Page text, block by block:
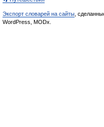
Экспорт словарей на сайты ,
WordPress, MODx.